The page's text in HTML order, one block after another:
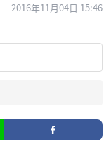
2016年11月04日 15:46